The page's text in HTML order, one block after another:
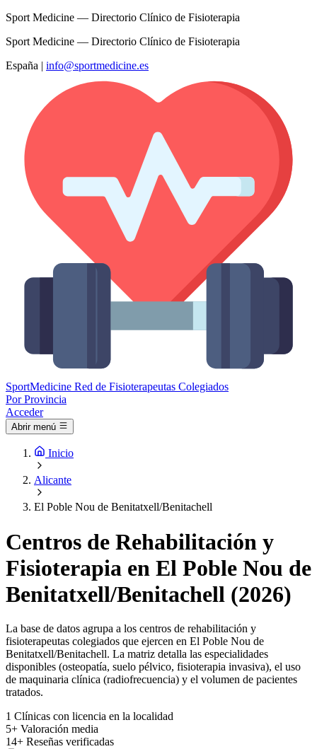
Sport Medicine — Directorio Clínico de Fisioterapia
Sport Medicine — Directorio Clínico de Fisioterapia
España | info@sportmedicine.es
SportMedicine Red de Fisioterapeutas Colegiados
Por Provincia
Acceder
Abrir menú
Inicio
Alicante
El Poble Nou de Benitatxell/Benitachell
Centros de Rehabilitación y
Fisioterapia en El Poble Nou de
Benitatxell/Benitachell (2026)
La base de datos agrupa a los centros de rehabilitación y
fisioterapeutas colegiados que ejercen en El Poble Nou de
Benitatxell/Benitachell. La matriz detalla las especialidades
disponibles (osteopatía, suelo pélvico, fisioterapia invasiva), el uso
de maquinaria clínica (radiofrecuencia) y el volumen de pacientes
tratados.
1 Clínicas con licencia en la localidad
5+ Valoración media
14+ Reseñas verificadas